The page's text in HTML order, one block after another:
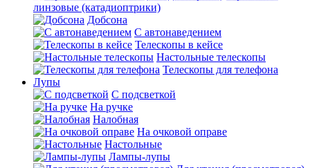
линзовые (катадиоптрики)
Добсона
С автонаведением
Телескопы в кейсе
Настольные телескопы
Телескопы для телефона
Лупы
С подсветкой
На ручке
Налобная
На очковой оправе
Настольные
Лампы-лупы